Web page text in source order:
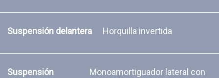
Suspensión delantera Horquilla invertida
Suspensión
Monoamortiguador lateral con